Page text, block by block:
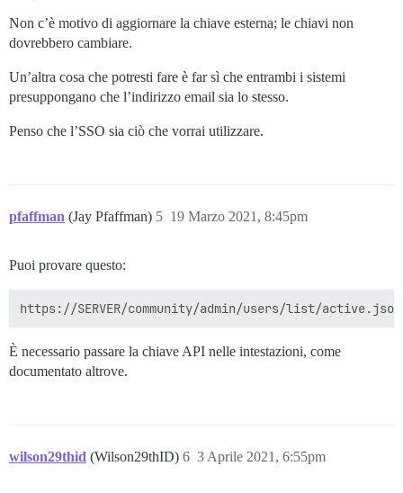
Non c’è motivo di aggiornare la chiave esterna; le chiavi non
dovrebbero cambiare.
Un’altra cosa che potresti fare è far sì che entrambi i sistemi
presuppongano che l’indirizzo email sia lo stesso.
Penso che l’SSO sia ciò che vorrai utilizzare.
pfaffman (Jay Pfaffman) 19 Marzo 2021, 8:45pm
5
Puoi provare questo:
È necessario passare la chiave API nelle intestazioni, come
documentato altrove.
wilson29thid (Wilson29thID) 3 Aprile 2021, 6:55pm
6